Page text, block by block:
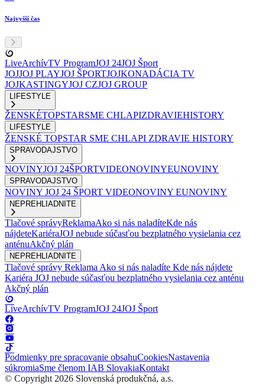
Najvyšší čas
LiveArchívTV ProgramJOJ 24JOJ Šport
JOJJOJ PLAYJOJ ŠPORTJOJKONADÁCIA TV
JOJKASTINGYJOJ CZJOJ GROUP
LIFESTYLE
ŽENSKÉTOPSTARSME CHLAPIZDRAVIEHISTORY
LIFESTYLE
ŽENSKÉ TOPSTAR SME CHLAPI ZDRAVIE HISTORY
SPRAVODAJSTVO
NOVINYJOJ 24ŠPORTVIDEONOVINYEUNOVINY
SPRAVODAJSTVO
NOVINY JOJ 24 ŠPORT VIDEONOVINY EUNOVINY
NEPREHLIADNITE
Tlačové správyReklamaAko si nás naladíteKde nás
nájdeteKariéraJOJ nebude súčasťou bezplatného vysielania cez
anténuAkčný plán
NEPREHLIADNITE
Tlačové správy Reklama Ako si nás naladíte Kde nás nájdete
Kariéra JOJ nebude súčasťou bezplatného vysielania cez anténu
Akčný plán
LiveArchívTV ProgramJOJ 24JOJ Šport
Podmienky pre spracovanie obsahuCookiesNastavenia
súkromiaSme členom IAB SlovakiaKontakt
© Copyright 2026 Slovenská produkčná, a.s.